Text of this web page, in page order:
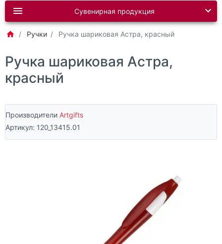
Сувенирная продукция
Ручки Ручка шариковая Астра, красный
Ручка шариковая Астра,
красный
Производители Artgifts
Артикул: 120_13415.01